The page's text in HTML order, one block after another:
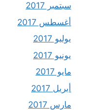
سبتمبر 2017
أغسطس 2017
يوليو 2017
يونيو 2017
مايو 2017
أبريل 2017
مارس 2017